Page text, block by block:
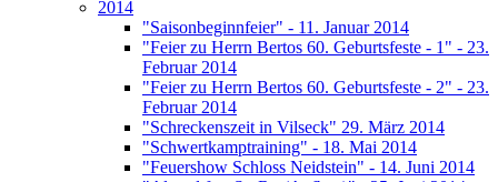
2014
"Saisonbeginnfeier" - 11. Januar 2014
"Feier zu Herrn Bertos 60. Geburtsfeste - 1" - 23.
Februar 2014
"Feier zu Herrn Bertos 60. Geburtsfeste - 2" - 23.
Februar 2014
"Schreckenszeit in Vilseck" 29. März 2014
"Schwertkamptraining" - 18. Mai 2014
"Feuershow Schloss Neidstein" - 14. Juni 2014